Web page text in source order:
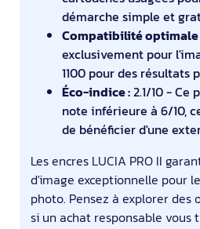
démarche simple et
Compatibilité optimale
exclusivement pour
1100 pour des résultats
Éco-indice :2.1/10 - Ce
note inférieure à 6/10,
de bénéficier d'une
Les encres LUCIA PRO II
d'image exceptionnelle pour
photo. Pensez à explorer des
si un achat responsable vous